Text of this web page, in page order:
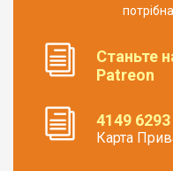
Станьте
Patreon
4149
Карта